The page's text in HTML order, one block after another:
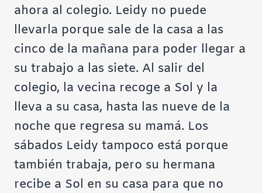
ahora al colegio. Leidy no puede
llevarla porque sale de la casa a las
cinco de la mañana para poder llegar a
su trabajo a las siete. Al salir del
colegio, la vecina recoge a Sol y la
lleva a su casa, hasta las nueve de la
noche que regresa su mamá. Los
sábados Leidy tampoco está porque
también trabaja, pero su hermana
recibe a Sol en su casa para que no